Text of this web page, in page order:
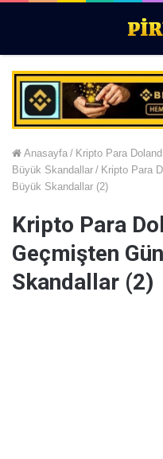
Anasayfa / Kripto Para
Büyük Skandallar / Kripto Para
Büyük Skandallar (2)
Kripto Para
Geçmişten
Skandallar (2)